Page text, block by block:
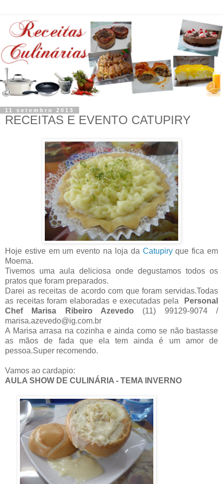
11 setembro 2013
RECEITAS E EVENTO CATUPIRY
Hoje estive em um evento na loja da Catupiryque fica em
Moema.
Tivemos uma aula deliciosa onde degustamos todos os
pratos que foram preparados.
Darei as receitas de acordo com que foram servidas.Todas
as receitas foram elaboradas e executadas pela
Personal
Chef Marisa Ribeiro Azevedo (11) 99129-9074 /
marisa.azevedo@ig.com.br
A Marisa arrasa na cozinha e ainda como se não bastasse
as mãos de fada que ela tem ainda é um amor de
pessoa.Super recomendo.
Vamos ao cardapio:
AULA SHOW DE CULINÁRIA - TEMA INVERNO